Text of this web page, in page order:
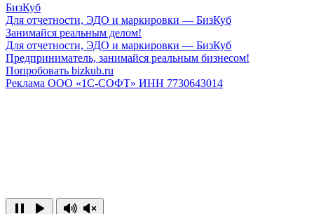
БизКуб
Для отчетности, ЭДО и маркировки — БизКуб
Занимайся реальным делом!
Для отчетности, ЭДО и маркировки — БизКуб
Предприниматель, занимайся реальным бизнесом!
Попробовать bizkub.ru
Реклама ООО «1С-СОФТ» ИНН 7730643014